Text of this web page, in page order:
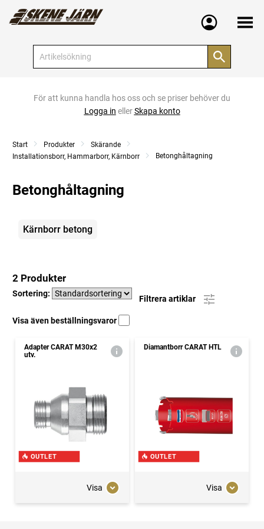
Meny
För att kunna handla hos oss och se priser behöver du
Logga in ellerSkapa konto
Start Produkter
Skärande
Installationsborr, Hammarborr, Kärnborr
Betonghåltagning
Betonghåltagning
Kategorier
Kärnborr betong
2 Produkter
Sortering:
Filtrera artiklar
Visa även beställningsvaror
Adapter CARAT M30x2
utv.
OUTLET
Visa
Diamantborr CARAT HTL
OUTLET
Visa